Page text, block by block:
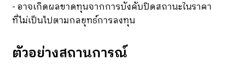
- อาจเกิดผลขาดทุนจากการบังคับปิดสถานะในราคา
ที่ไม่เป็นไปตามกลยุทธ์การลงทุน
ตัวอย่างสถานการณ์